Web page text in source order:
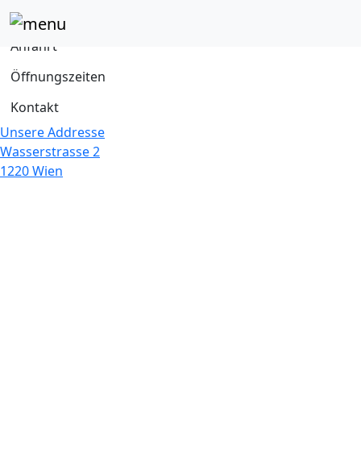
Addresse
Anfahrt
Öffnungszeiten
Kontakt
Unsere Addresse
Wasserstrasse 2
1220 Wien